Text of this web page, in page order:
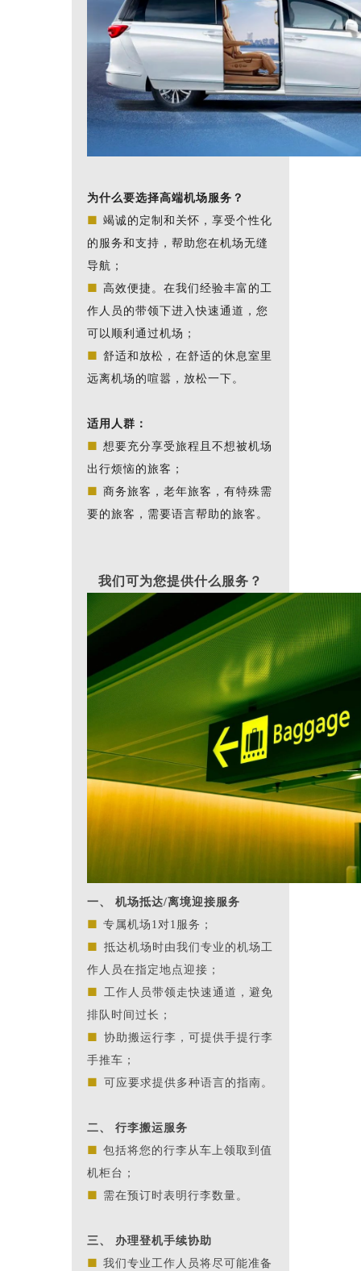
为什么要选择高端机场服务？
■ 竭诚的定制和关怀，享受个性化
的服务和支持，帮助您在机场无缝
导航；
■ 高效便捷。在我们经验丰富的工
作人员的带领下进入快速通道，您
可以顺利通过机场；
■ 舒适和放松，在舒适的休息室里
远离机场的喧嚣，放松一下。
适用人群：
■ 想要充分享受旅程且不想被机场
出行烦恼的旅客；
■ 商务旅客，老年旅客，有特殊需
要的旅客，需要语言帮助的旅客。
我们可为您提供什么服务？
一、 机场抵达/离境迎接服务
■ 专属机场1对1服务；
■ 抵达机场时由我们专业的机场工
作人员在指定地点迎接；
■ 工作人员带领走快速通道，避免
排队时间过长；
■ 协助搬运行李，可提供手提行李
手推车；
■ 可应要求提供多种语言的指南。
二、 行李搬运服务
■ 包括将您的行李从车上领取到值
机柜台；
■ 需在预订时表明行李数量。
三、 办理登机手续协助
■ 我们专业工作人员将尽可能准备